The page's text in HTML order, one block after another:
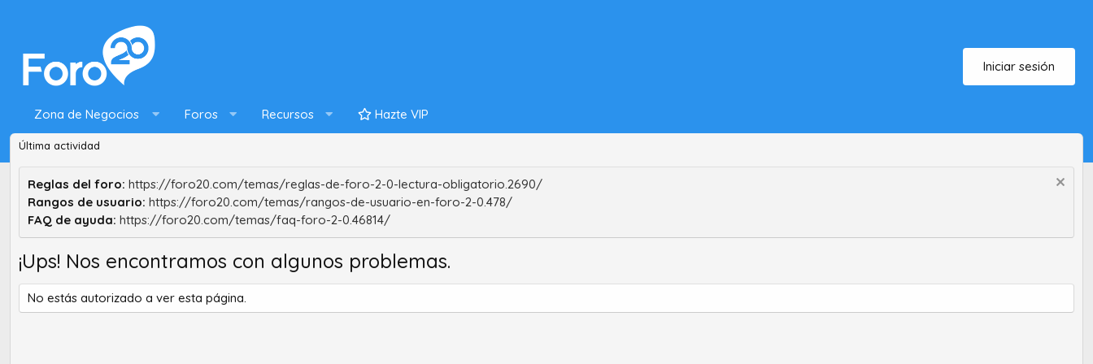
Iniciar sesión
Zona de Negocios Foros Recursos Hazte VIP
Última actividad
Reglas del foro: https://foro20.com/temas/reglas-de-foro-2-0-lectura-obligatorio.2690/
Rangos de usuario: https://foro20.com/temas/rangos-de-usuario-en-foro-2-0.478/
FAQ de ayuda: https://foro20.com/temas/faq-foro-2-0.46814/
¡Ups! Nos encontramos con algunos problemas.
No estás autorizado a ver esta página.